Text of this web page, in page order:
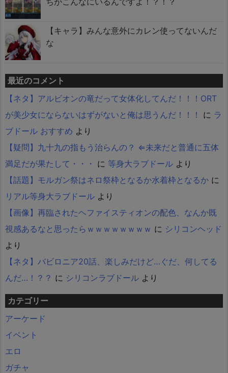
【キャラ】みんな意外にカレン使ってないんだ
な
最近のコメント
【ネタ】アルビオンの竜だって女体化してんだ！！！ORT
が美少女にならないはずがないと俺は思うんだ！！！
に ラ
ブドール おすすめ より
【疑問】九十九の指もう治らんの？ ⇐未来だと普通に五体
満足だが果たして・・・ に 等身大ラブドール より
【話題】モルガン祭はネロ祭枠となるか水着枠となるか に
リアル等身大ラブドール より
【画像】再臨されたヘファイスティオンの配色、なんか既
視感あるなと思ったらｗｗｗｗｗｗｗｗ に シリコンヘッド
より
【ネタ】バビロニア20話、楽しみだけど…ぐだ、何してる
んだ…！？？ に シリコンラブドール より
カテゴリー
アーケード
イベント
エロ
ガチャ